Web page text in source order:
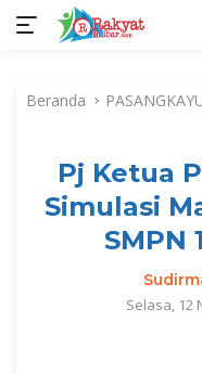
kontenBeranda
Pj Ketua
Simulasi
SMPN
Selasa, 12